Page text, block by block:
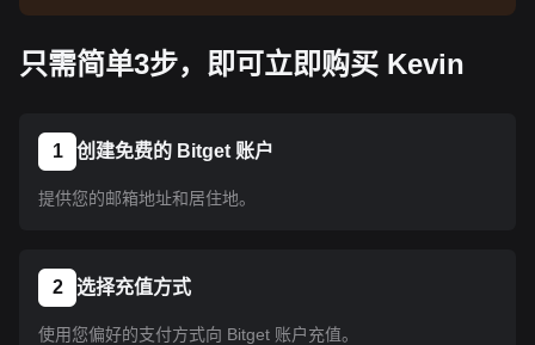
操作流程。
只需简单3步，即可立即购买 Kevin
1 创建免费的 Bitget 账户
提供您的邮箱地址和居住地。
2 选择充值方式
使用您偏好的支付方式向 Bitget 账户充值。